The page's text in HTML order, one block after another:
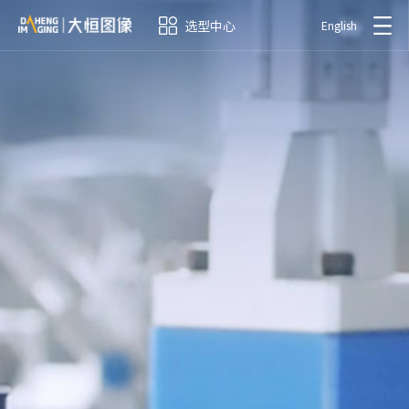
选型中心 English